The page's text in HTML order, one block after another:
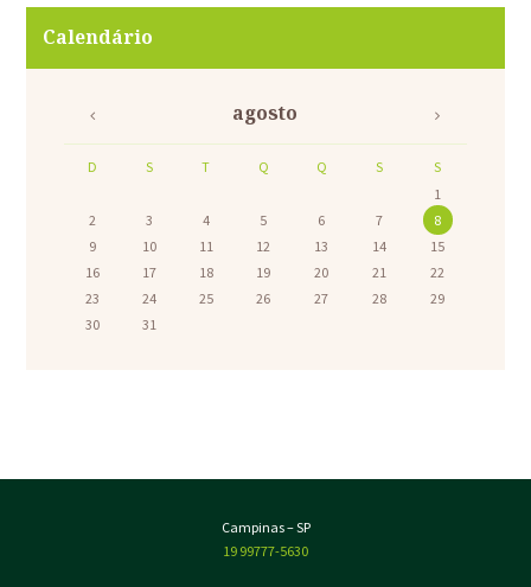
Calendário
agosto
D S T Q Q S
S
1
2
3 4 5 6 7
8
9
10 11 12 13 14
15
16
17 18 19 20 21
22
23
24 25 26 27 28
29
30
31
Campinas – SP
19 99777-5630